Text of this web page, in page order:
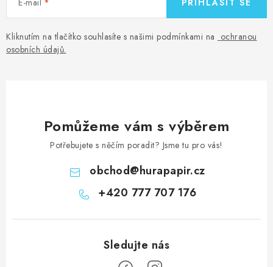
Kliknutím na tlačítko souhlasíte s našimi podmínkami na ochranou
osobních údajů.
PŘIHLÁSIT SE
Pomůžeme vám s výběrem
Potřebujete s něčím poradit? Jsme tu pro vás!
obchod@hurapapir.cz
+420 777 707 176